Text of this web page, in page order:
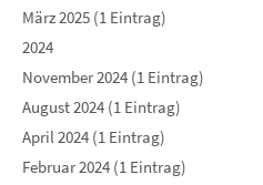
März 2025 (1 Eintrag)
2024
November 2024 (1 Eintrag)
August 2024 (1 Eintrag)
April 2024 (1 Eintrag)
Februar 2024 (1 Eintrag)